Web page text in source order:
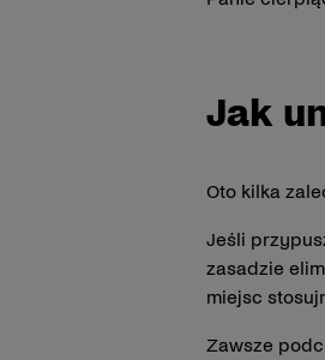
Jak
Oto kilka
Jeśli
zasadzie
miejsc
Zawsze